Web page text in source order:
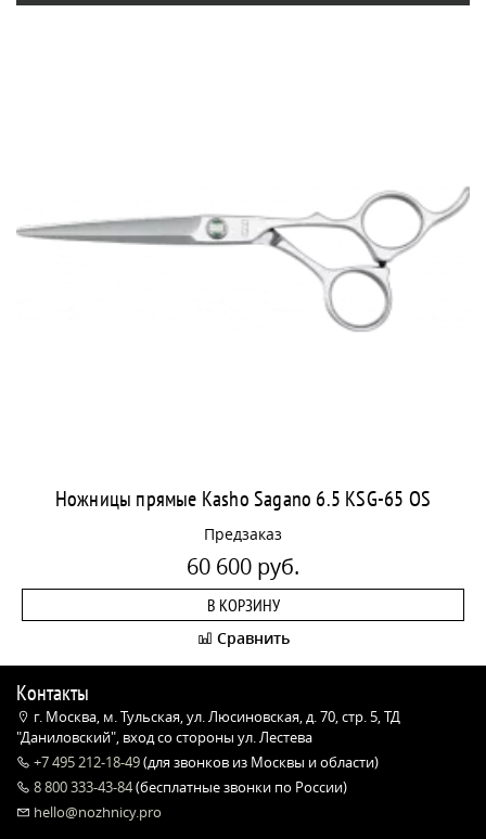
Ножницы прямые Kasho Sagano 6.5 KSG-65 OS
Предзаказ
60 600 руб.
В КОРЗИНУ
Сравнить
Контакты
г. Москва, м. Тульская, ул. Люсиновская, д. 70, стр. 5, ТД
"Даниловский", вход со стороны ул. Лестева
+7 495 212-18-49(для звонков из Москвы и области)
8 800 333-43-84(бесплатные звонки по России)
hello@nozhnicy.pro